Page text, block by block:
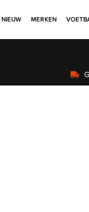
NIEUW MERKEN